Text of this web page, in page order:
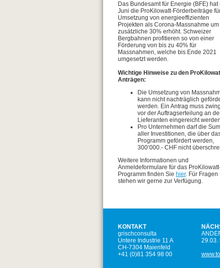
Das Bundesamt für Energie (BFE) hat
Juni die ProKilowatt-Förderbeiträge
Umsetzung von energieeffizienten
Projekten als Corona-Massnahme um
zusätzliche 30% erhöht. Schweizer
Bergbahnen profitieren so von einer
Förderung von bis zu 40% für
Massnahmen, welche bis Ende 2021
umgesetzt werden.
Wichtige Hinweise zu den
Anträgen:
Die Umsetzung von
kann nicht nachträglich
werden. Ein Antrag muss
vor der Auftragserteilung an
Lieferanten eingereicht
Pro Unternehmen darf die
aller Investitionen, die über
Programm gefördert werden,
300‘000.- CHF nicht
Weitere Informationen und
Anmeldeformulare für das
Programm finden Sie hier. Für Fragen
stehen wir gerne zur Verfügung.
KONTAKT
grischconsulta
Untere Industrie 11 A
CH-7304 Maienfeld
+41 (0)81 354 98 00
29.03.